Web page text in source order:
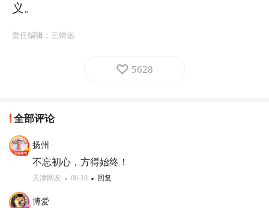
义。
责任编辑： 王靖远
5628
全部评论
扬州
不忘初心，方得始终！
天津网友 06-18 回复
博爱